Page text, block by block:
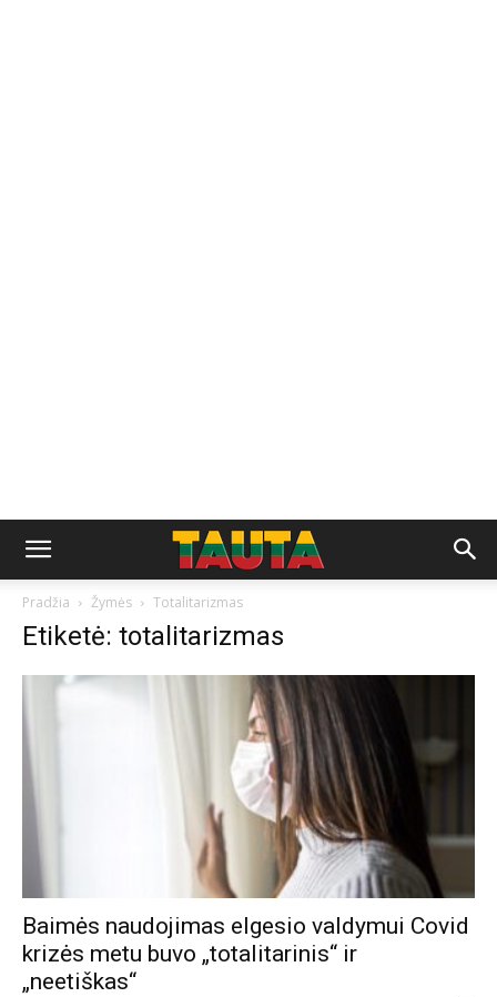
Pradžia Žymės Totalitarizmas
Etiketė: totalitarizmas
Baimės naudojimas elgesio valdymui Covid
krizės metu buvo „totalitarinis“ ir
„neetiškas“